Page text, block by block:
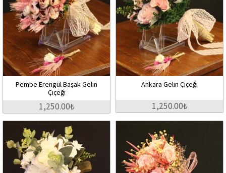
Pembe Erengül Başak Gelin
Çiçeği
1,250.00₺
Ankara Gelin Çiçeği
1,250.00₺